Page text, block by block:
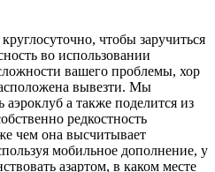
чтобы заручиться
во использовании
вашего проблемы, хор
вывезти. Мы
а также поделится из
редкостность
чем она высчитывает
мобильное дополнение, у
азартом, в каком месте